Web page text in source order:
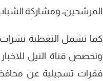
المرشحين، ومشاركة الشباب
كما تشمل التغطية نشرات
وتخصص قناة النيل للاخبار
فقرات تسجيلية عن